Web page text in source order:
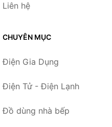
Liên hệ
CHUYÊN MỤC
Điện Gia Dụng
Điện Tử - Điện Lạnh
Đồ dùng nhà bếp